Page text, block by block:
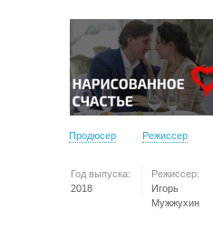
Продюсер Режиссер
Год выпуска:
2018
Режиссер:
Игорь
Мужжухин